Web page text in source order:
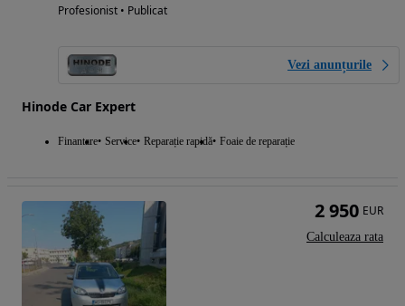
Profesionist • Publicat
Vezi anunțurile
Hinode Car Expert
Finantare Service Reparație rapidă Foaie de reparație
2 950 EUR
Calculeaza rata